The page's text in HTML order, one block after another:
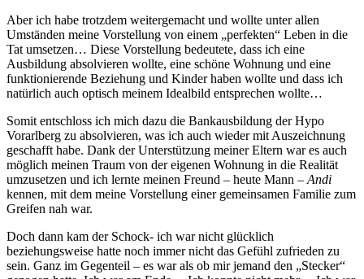
Aber ich habe trotzdem weitergemacht und wollte unter allen
Umständen meine Vorstellung von einem „perfekten“ Leben in die
Tat umsetzen… Diese Vorstellung bedeutete, dass ich eine
Ausbildung absolvieren wollte, eine schöne Wohnung und eine
funktionierende Beziehung und Kinder haben wollte und dass ich
natürlich auch optisch meinem Idealbild entsprechen wollte…
Somit entschloss ich mich dazu die Bankausbildung der Hypo
Vorarlberg zu absolvieren, was ich auch wieder mit Auszeichnung
geschafft habe. Dank der Unterstützung meiner Eltern war es auch
möglich meinen Traum von der eigenen Wohnung in die Realität
umzusetzen und ich lernte meinen Freund – heute Mann – Andi
kennen, mit dem meine Vorstellung einer gemeinsamen Familie zum
Greifen nah war.
Doch dann kam der Schock- ich war nicht glücklich
beziehungsweise hatte noch immer nicht das Gefühl zufrieden zu
sein. Ganz im Gegenteil – es war als ob mir jemand den „Stecker“